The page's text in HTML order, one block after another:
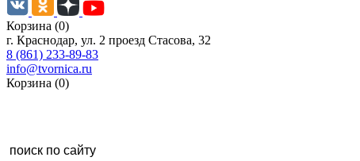
Корзина (0)
г. Краснодар, ул. 2 проезд Стасова, 32
8 (861) 233-89-83
info@tvornica.ru
Корзина (0)